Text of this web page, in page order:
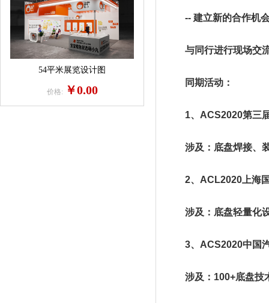
54平米展览设计图
价格: ￥0.00
-- 建立新的合作机
与同行进行现场交流
同期活动：
1、ACS2020第三届
涉及：底盘焊接、装
2、ACL2020上海国
涉及：底盘轻量化设
3、ACS2020中国汽
涉及：100+底盘技